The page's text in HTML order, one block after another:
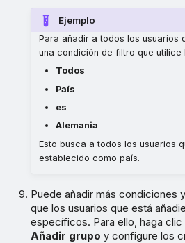
Ejemplo
Para añadir a todos los usuarios
una condición de filtro que utilice
Todos
País
es
Alemania
Esto busca a todos los usuarios
establecido como país.
Puede añadir más condiciones
que los usuarios que está
específicos. Para ello, haga clic
Añadir grupo y configure los